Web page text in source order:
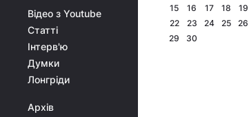
Відео з Youtube
Статті
Інтерв'ю
Думки
Лонгріди
Архів
15
16 17 18 19
22
23 24 25 26
29
30